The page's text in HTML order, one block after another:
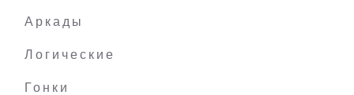
Аркады
Логические
Гонки